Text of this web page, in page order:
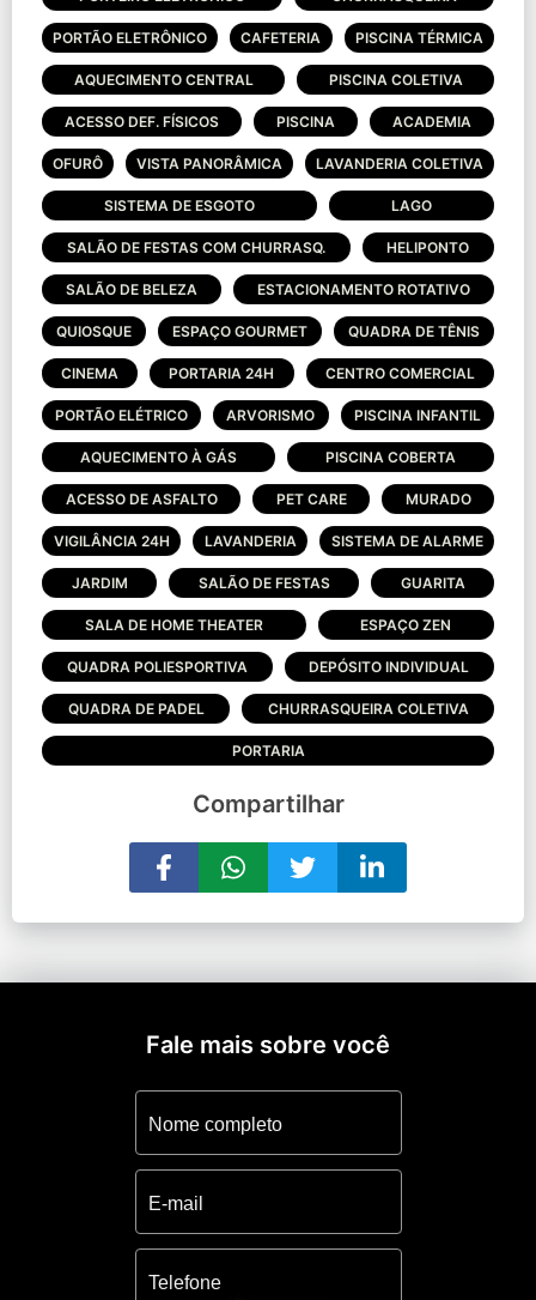
PORTÃO ELETRÔNICO CAFETERIA PISCINA TÉRMICA
AQUECIMENTO CENTRAL PISCINA COLETIVA
ACESSO DEF. FÍSICOS PISCINA ACADEMIA
OFURÔ VISTA PANORÂMICA LAVANDERIA COLETIVA
SISTEMA DE ESGOTO LAGO
SALÃO DE FESTAS COM CHURRASQ. HELIPONTO
SALÃO DE BELEZA ESTACIONAMENTO ROTATIVO
QUIOSQUE ESPAÇO GOURMET QUADRA DE TÊNIS
CINEMA PORTARIA 24H CENTRO COMERCIAL
PORTÃO ELÉTRICO ARVORISMO PISCINA INFANTIL
AQUECIMENTO À GÁS PISCINA COBERTA
ACESSO DE ASFALTO PET CARE MURADO
VIGILÂNCIA 24H LAVANDERIA SISTEMA DE ALARME
JARDIM SALÃO DE FESTAS GUARITA
SALA DE HOME THEATER ESPAÇO ZEN
QUADRA POLIESPORTIVA DEPÓSITO INDIVIDUAL
QUADRA DE PADEL CHURRASQUEIRA COLETIVA
PORTARIA
Compartilhar
Fale mais sobre você